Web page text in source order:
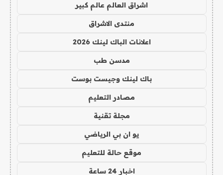
اشراق العالم عالم كبير
منتدى الاشراق
اعلانات الباك لينك 2026
مدسن طب
باك لينك وجيست بوست
مصادر التعليم
مجلة تقنية
يو ان بي الرياضي
موقع حالة للتعليم
اخبار 24 ساعة